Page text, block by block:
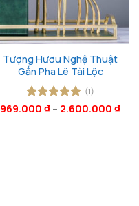
Tượng Hươu Nghệ Thuật
Gắn Pha Lê Tài Lộc
Được xếp
(1)
969.000 ₫ – 2.600.000 ₫